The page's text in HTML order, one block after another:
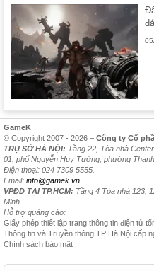
GameK
© Copyright 2007 - 2026 – Công ty Cổ
TRỤ SỞ HÀ NỘI: Tầng 22, Tòa nhà
01, phố Nguyễn Huy Tưởng, phường
Điện thoại: 024 7309 5555.
Email: info@gamek.vn
VPĐD TẠI TP.HCM: Tầng 4 Tòa nhà 123,
Minh
Hỗ trợ quảng cáo:
Giấy phép thiết lập trang thông tin điện tử
Thông tin và Truyền thông TP Hà Nội cấp
Chính sách bảo mật